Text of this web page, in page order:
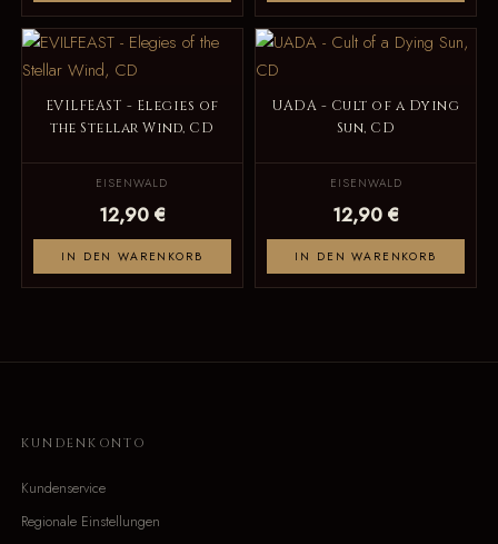
EVILFEAST - Elegies of
the Stellar Wind, CD
EISENWALD
12,90 €
IN DEN WARENKORB
UADA - Cult of a Dying
Sun, CD
EISENWALD
12,90 €
IN DEN WARENKORB
KUNDENKONTO
Kundenservice
Regionale Einstellungen